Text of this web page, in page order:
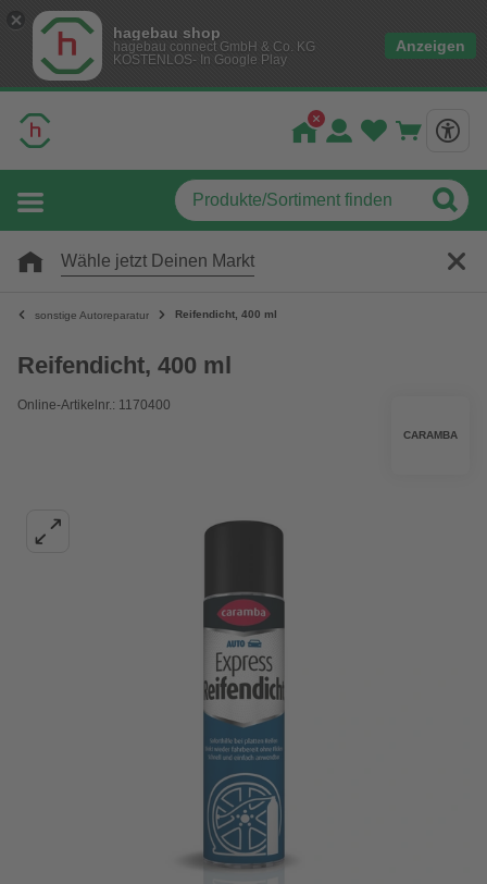
hagebau shop
hagebau connect GmbH & Co. KG
KOSTENLOS- In Google Play
Anzeigen
Wähle jetzt Deinen Markt
sonstige Autoreparatur Reifendicht, 400 ml
Reifendicht, 400 ml
Online-Artikelnr.: 1170400
CARAMBA